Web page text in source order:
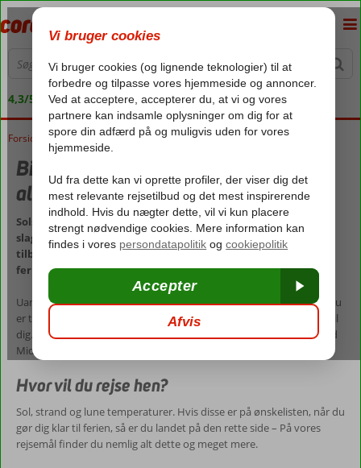
4,3/5 på Trustpilot
Forside Rejser
Billige rejser til solsikre rejsemål og
altid de bedste rejsetilbud
Solsikre rejsemål og fantastiske ferier, der ikke kræver, at du
slagter sparegrisen. Hos os finder du altid de bedste rejse-
tilbud, og vi har helt sikkert også en rejse, som passer til dine
feriedrømme.
Uanset om du drømmer om en ferie med masser oplevelser, eller du
er til ren afslapning med All Inclusive, så har vi den hel rigtige ferie til
dig. Hos os finder du lækre rejser til de mest populære rejsemål ved
Middelhavet
Hvor vil du rejse hen?
Sol, strand og lune temperaturer. Hvis disse er på ønskelisten, når du
gør dig klar til ferien, så er du landet på den rette side – På vores
rejsemål finder du nemlig alt dette og meget mere.